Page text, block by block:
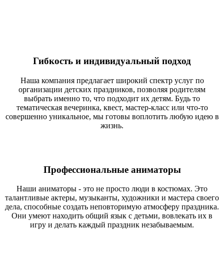
Гибкость и индивидуальный подход
Наша компания предлагает широкий спектр услуг по
организации детских праздников, позволяя родителям
выбрать именно то, что подходит их детям. Будь то
тематическая вечеринка, квест, мастер-класс или что-то
совершенно уникальное, мы готовы воплотить любую идею в
жизнь.
Профессиональные аниматоры
Наши аниматоры - это не просто люди в костюмах. Это
талантливые актеры, музыканты, художники и мастера своего
дела, способные создать неповторимую атмосферу праздника.
Они умеют находить общий язык с детьми, вовлекать их в
игру и делать каждый праздник незабываемым.